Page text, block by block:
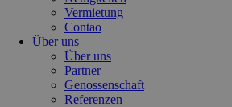
Vermietung
Contao
Über uns
Über uns
Partner
Genossenschaft
Referenzen